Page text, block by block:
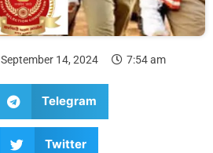
September 14, 2024 7:54 am
Telegram
Twitter